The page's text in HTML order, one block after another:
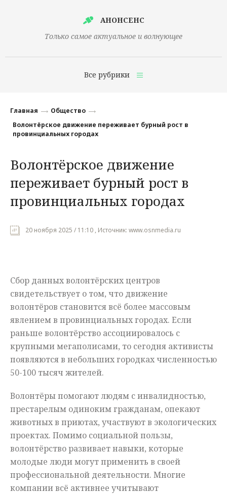
АНОНСЕНС
Только самое актуальное и волнующее
Все рубрики
Финансы
Наука
Культура
Общество
Главная
Общество
Волонтёрское движение переживает бурный рост в
провинциальных городах
Волонтёрское движение
переживает бурный рост в
провинциальных городах
20 ноября 2025 / 11:10 , Источник: www.osnmedia.ru
Сбор данных волонтёрских центров
свидетельствует о том, что движение
волонтёров становится всё более массовым
явлением в провинциальных городах. Если
раньше волонтёрство ассоциировалось с
крупными мегаполисами, то сегодня активисты
появляются в небольших городках численностью
50-100 тысяч жителей.
Волонтёры помогают людям с инвалидностью,
престарелым одиноким гражданам, опекают
животных в приютах, участвуют в экологических
проектах. Помимо социальной пользы,
волонтёрство развивает навыки, которые
молодые люди могут применить в своей
профессиональной деятельности. Многие
компании всё активнее учитывают